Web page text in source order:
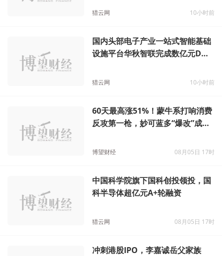
猎云网 10小时前
国内头部电子产业一站式智能基础
设施平台华秋智联完成数亿元D轮
猎云网 10小时前
60天最高涨51%！蒙牛系打响消费
反攻第一枪，妙可蓝多“爆改”成最
博望财经 08月05日 17时
中国科学院旗下国科创投领投，国
科半导体超亿元A+轮融资
猎云网 08月05日 17时
冲刺港股IPO，李嘉诚岳父家族